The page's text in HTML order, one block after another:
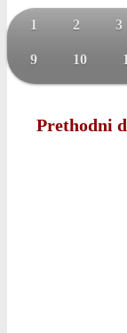
1 2 3
9 10
Prethodni